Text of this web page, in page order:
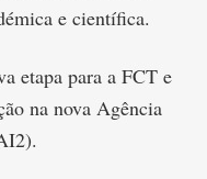
e científica.
etapa para a FCT e
na nova Agência